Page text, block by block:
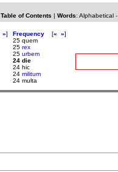
Table of Contents | Words: Alphabetical-
»]
Frequency [« »]
25 quem
25 rex
25 urbem
24 die
24 hic
24 militum
24 multa